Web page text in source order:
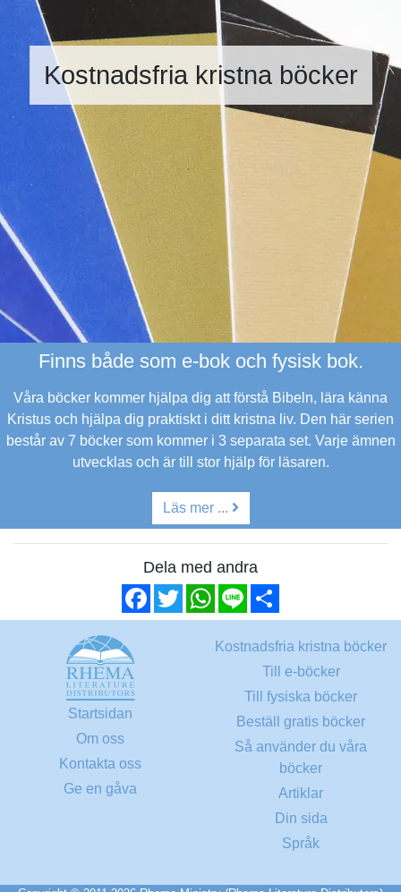
Kostnadsfria kristna böcker
Finns både som e-bok och fysisk bok.
Våra böcker kommer hjälpa dig att förstå Bibeln, lära känna
Kristus och hjälpa dig praktiskt i ditt kristna liv. Den här serien
består av 7 böcker som kommer i 3 separata set. Varje ämnen
utvecklas och är till stor hjälp för läsaren.
Läs mer ...
Dela med andra
Facebook
TwitterWhatsApp
Line
Startsidan
Om oss
Kontakta oss
Ge en gåva
Kostnadsfria kristna böcker
Till e-böcker
Till fysiska böcker
Beställ gratis böcker
Så använder du våra
böcker
Artiklar
Din sida
Språk